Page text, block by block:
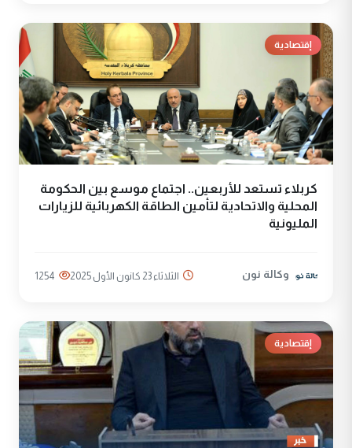
إقتصادية
كربلاء تستعد للأربعين.. اجتماع موسع بين الحكومة
المحلية والاتحادية لتأمين الطاقة الكهربائية للزيارات
المليونية
وكالة نون الثلاثاء 23 كانون الأول 2025 1254
إقتصادية